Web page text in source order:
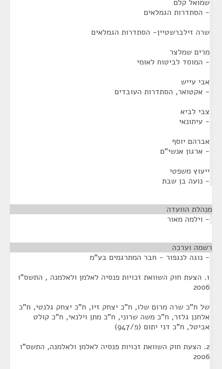
שמואל קלם
- הסתדרות הגמלאים
שרה זילברשטיין- הסתדרות הגמלאים
מרים שמלצר
- המוסד לביטוח לאומי
אבי עייש
- אקטואר, הסתדרות העובדים
צבי לביא
- עיתונאי
אברהם יוסף
- ארגון אנשי"ם
ייעוץ משפטי
- נועה בן שבת
מנהלת הוועדה
- וילמה מאור
רשמה וערכה
- נוגה לנגפור - חבר המתרגמים בע"מ
1. הצעת חוק השוואת זכויות פנסיה לאלמן ולאלמנה , התשס"ו
2006
של ח"כ שרה מרום שלו, ח"כ יצחק זיו, ח"כ יצחק גלנטי, ח"כ
אלחנן גלזר, ח"כ משה שרוני, ח"כ מתן וילנאי, ח"כ קולט
אביטל, ח"כ דני יתום (פ/947)
2. הצעת חוק השוואת זכויות פנסיה לאלמן ולאלמנה, התשס"ו
2006